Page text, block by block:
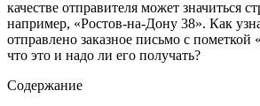
качестве отправителя может значиться
например, «Ростов-на-Дону 38». Как
отправлено заказное письмо с пометкой
что это и надо ли его получать?
Содержание